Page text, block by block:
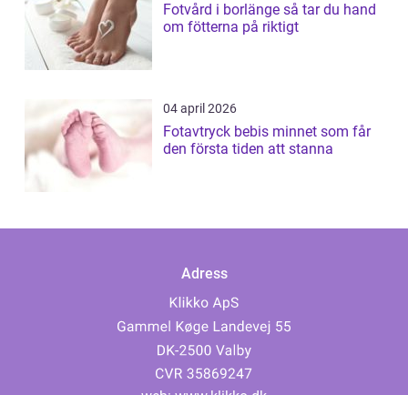
Fotvård i borlänge så tar du hand
om fötterna på riktigt
04 april 2026
Fotavtryck bebis minnet som får
den första tiden att stanna
Adress